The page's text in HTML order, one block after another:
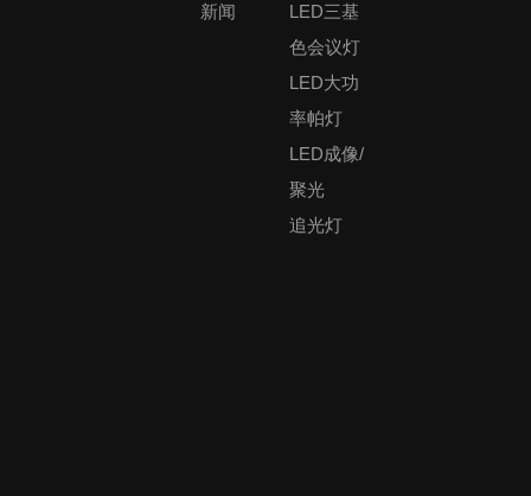
新闻
LED三基
色会议灯
LED大功
率帕灯
LED成像/
聚光
追光灯